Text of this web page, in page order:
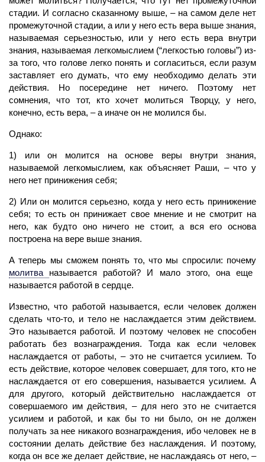
стадии. И согласно сказанному выше, – на самом деле нет
промежуточной стадии, а или у него есть вера выше знания,
называемая серьезностью, или у него есть вера внутри
знания, называемая легкомыслием (“легкостью головы”) из-
за того, что голове легко понять и согласиться, если разум
заставляет его думать, что ему необходимо де­лать эти
действия. Но посередине нет ничего. Поэтому нет
сомнения, что тот, кто хочет молиться Твор­цу, у него,
конечно, есть вера, – а иначе он не молился бы.
Однако:
1) или он молится на основе веры внутри знания,
называемой легкомыслием, как объясняет Раши, – что у
него нет принижения себя;
2) Или он молится серьезно, когда у него есть принижение
себя; то есть он прини­жает свое мнение и не смотрит на
него, как будто оно ничего не стоит, а вся его основа
построена на вере выше знания.
А теперь мы сможем понять то, что мы спросили: почему
молитва называется рабо­той? И мало этого, она еще
называется работой в сердце.
Известно, что работой назы­вается, если человек должен
сделать что-то, итело не наслаждается этим действием.
Это называется работой. И поэтому человек не способен
работать без вознаграждения. Тогда как если человек
наслаждается от работы, – это не считается усилием. То
есть действие, которое человек совершает, для того, кто не
наслаждается от его совершения, называется усилием. А
для другого, который действительно наслаждается от
совершаемого им действия, – для него это не считается
усилием и работой, и как бы то ни было, он не должен
получать за нее никакого вознаграждения, ибо человек не в
состоянии делать действие без наслаждения. И поэтому,
когда он все же делает действие, не наслаждаясь от него, –